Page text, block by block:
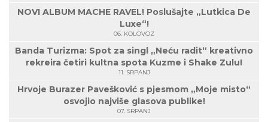
NOVI ALBUM MACHE RAVEL! Poslušajte „Lutkica De
Luxe“!
06. KOLOVOZ
Banda Turizma: Spot za singl „Neću radit“ kreativno
rekreira četiri kultna spota Kuzme i Shake Zulu!
11. SRPANJ
Hrvoje Burazer Pavešković s pjesmom „Moje misto“
osvojio najviše glasova publike!
07. SRPANJ